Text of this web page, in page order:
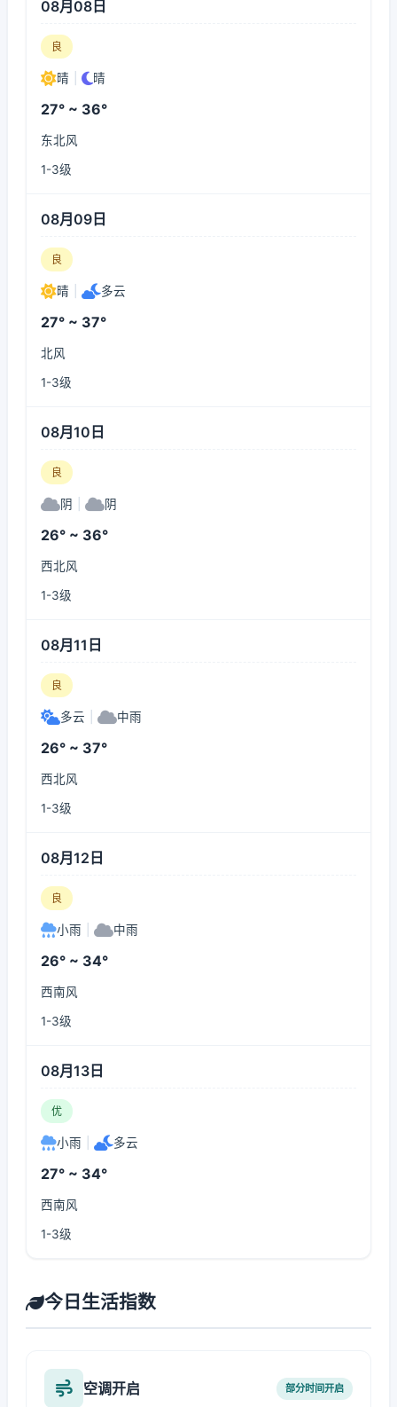
08月08日
良
晴 晴
27° ~ 36°
东北风
1-3级
08月09日
良
晴 多云
27° ~ 37°
北风
1-3级
08月10日
良
阴 阴
26° ~ 36°
西北风
1-3级
08月11日
良
多云 中雨
26° ~ 37°
西北风
1-3级
08月12日
良
小雨 中雨
26° ~ 34°
西南风
1-3级
08月13日
优
小雨 多云
27° ~ 34°
西南风
1-3级
今日生活指数
空调开启 部分时间开启